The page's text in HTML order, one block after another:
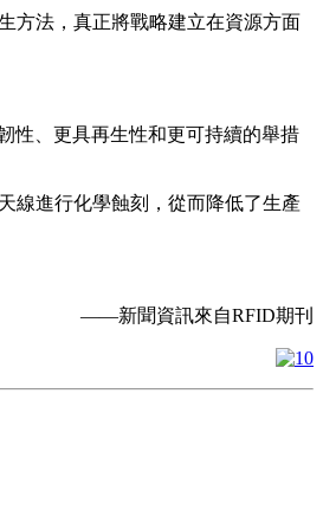
方法，真正將戰略建立在資源方面
性、更具再生性和更可持續的舉措
線進行化學蝕刻，從而降低了生產
——新聞資訊來自RFID期刊